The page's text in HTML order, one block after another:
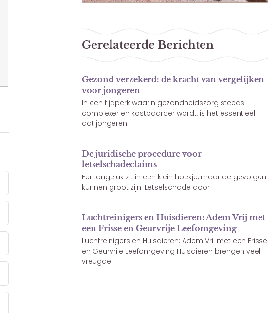
Gerelateerde Berichten
Gezond verzekerd: de kracht van vergelijken
voor jongeren
In een tijdperk waarin gezondheidszorg steeds
complexer en kostbaarder wordt, is het essentieel
dat jongeren
De juridische procedure voor
letselschadeclaims
Een ongeluk zit in een klein hoekje, maar de gevolgen
kunnen groot zijn. Letselschade door
Luchtreinigers en Huisdieren: Adem Vrij met
een Frisse en Geurvrije Leefomgeving
Luchtreinigers en Huisdieren: Adem Vrij met een Frisse
en Geurvrije Leefomgeving Huisdieren brengen veel
vreugde